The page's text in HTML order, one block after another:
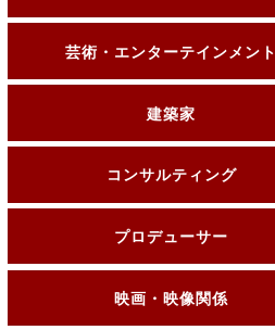
芸術・エンターテインメント
建築家
コンサルティング
プロデューサー
映画・映像関係